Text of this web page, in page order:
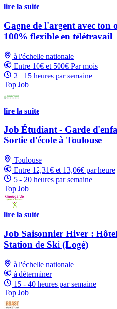
lire la suite
Gagne de l'argent avec
100% flexible en télétravail
à l'échelle nationale
Entre 10€ et 500€ Par mois
2 - 15 heures par semaine
Top Job
lire la suite
Job Étudiant - Garde
Sortie d'école à Toulouse
Toulouse
Entre 12,31€ et 13,06€ par heure
5 - 20 heures par semaine
Top Job
lire la suite
Job Saisonnier Hiver :
Station de Ski (Logé)
à l'échelle nationale
à déterminer
15 - 40 heures par semaine
Top Job